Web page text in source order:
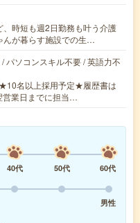
、時短も週2日勤務も叶う介護
んが暮らす施設での生…
パソコンスキル不要 / 英語力不
名以上採用予定★履歴書は
業日までに担当…
40代 50代
60代
男性